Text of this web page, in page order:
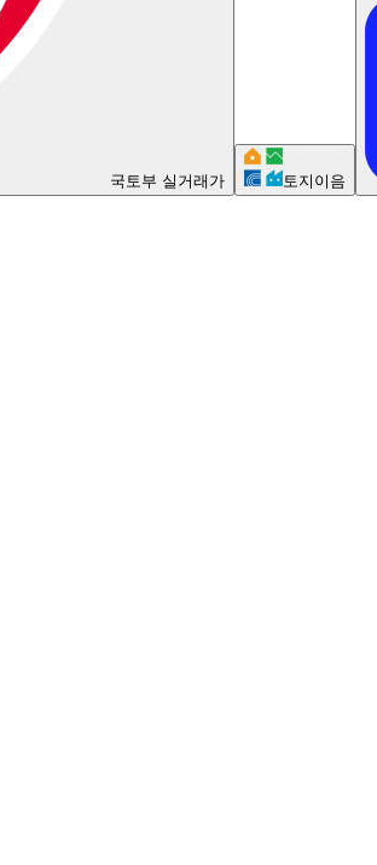
국토부 실거래가 토지이음